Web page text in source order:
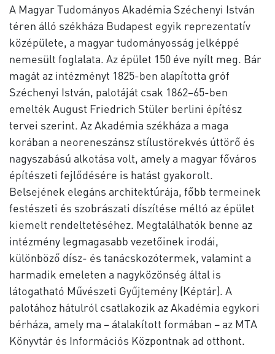
A Magyar Tudományos Akadémia Széchenyi István
téren álló székháza Budapest egyik reprezentatív
középülete, a magyar tudományosság jelképpé
nemesült foglalata. Az épület 150 éve nyílt meg. Bár
magát az intézményt 1825-ben alapította gróf
Széchenyi István, palotáját csak 1862–65-ben
emelték August Friedrich Stüler berlini építész
tervei szerint. Az Akadémia székháza a maga
korában a neoreneszánsz stílustörekvés úttörő és
nagyszabású alkotása volt, amely a magyar főváros
építészeti fejlődésére is hatást gyakorolt.
Belsejének elegáns architektúrája, főbb termeinek
festészeti és szobrászati díszítése méltó az épület
kiemelt rendeltetéséhez. Megtalálhatók benne az
intézmény legmagasabb vezetőinek irodái,
különböző dísz- és tanácskozótermek, valamint a
harmadik emeleten a nagyközönség által is
látogatható Művészeti Gyűjtemény (Képtár). A
palotához hátulról csatlakozik az Akadémia egykori
bérháza, amely ma – átalakított formában – az MTA
Könyvtár és Információs Központnak ad otthont.